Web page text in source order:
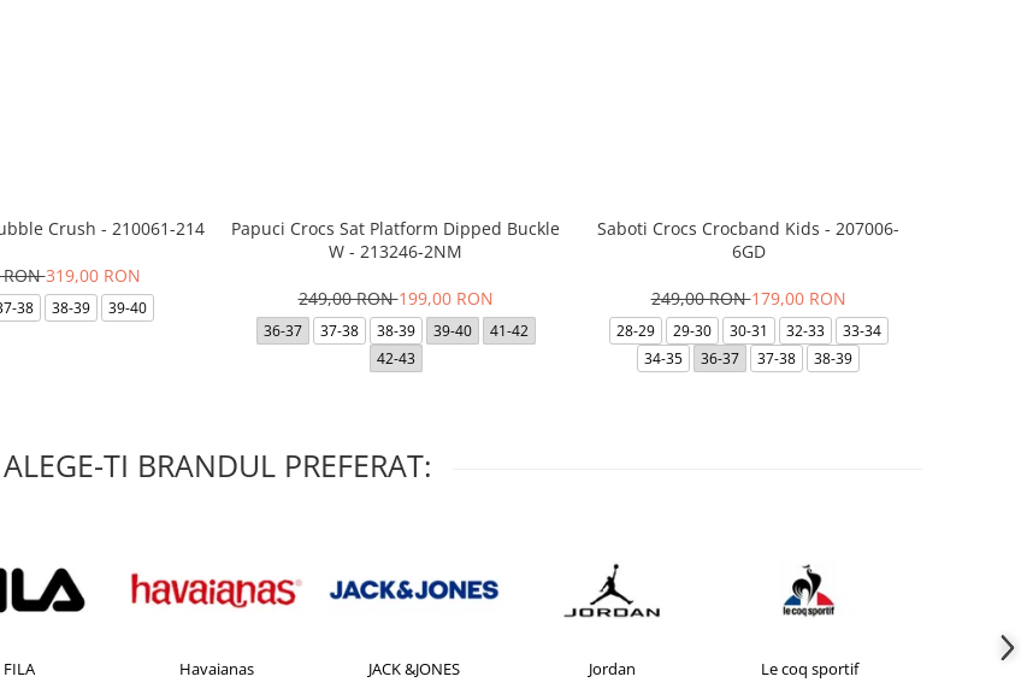
Crush - 210061-214
RON319,00 RON
38 38-39 39-40
Papuci Crocs Sat Platform Dipped Buckle
W - 213246-2NM
249,00 RON199,00 RON
36-37 37-38 38-39 39-40
41-42
42-43
Saboti Crocs Crocband Kids - 207006-
6GD
249,00 RON179,00 RON
28-29 29-30 30-31 32-33
33-34
34-35
36-37 37-38 38-39
ALEGE-TI BRANDUL PREFERAT:
FILA Havaianas JACK &JONES Jordan Le coq sportif